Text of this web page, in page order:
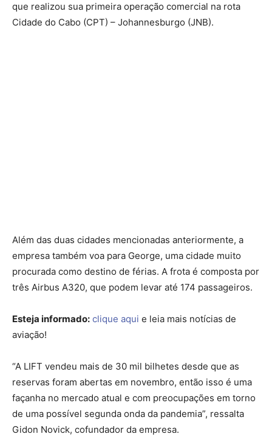
que realizou sua primeira operação comercial na rota
Cidade do Cabo (CPT) – Johannesburgo (JNB).
Além das duas cidades mencionadas anteriormente, a
empresa também voa para George, uma cidade muito
procurada como destino de férias. A frota é composta por
três Airbus A320, que podem levar até 174 passageiros.
Esteja informado: clique aqui e leia mais notícias de
aviação!
“A LIFT vendeu mais de 30 mil bilhetes desde que as
reservas foram abertas em novembro, então isso é uma
façanha no mercado atual e com preocupações em torno
de uma possível segunda onda da pandemia”, ressalta
Gidon Novick, cofundador da empresa.